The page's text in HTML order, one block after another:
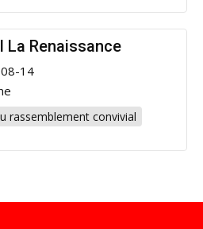
La Renaissance
14
rassemblement convivial